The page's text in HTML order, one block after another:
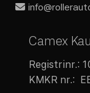
Camex
Registrinr.:
KMKR nr.: